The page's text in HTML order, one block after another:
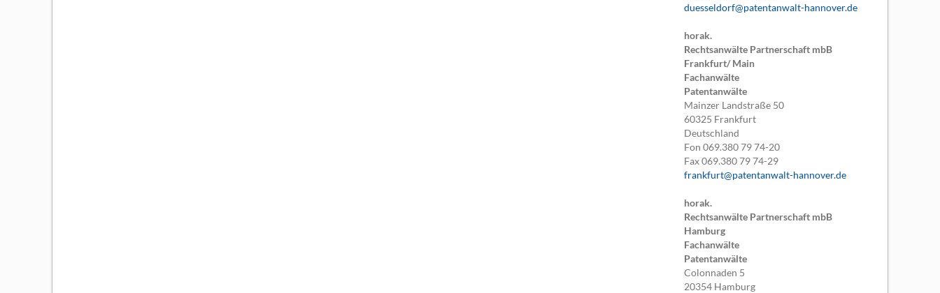
duesseldorf@patentanwalt-hannover.de
horak.
Rechtsanwälte Partnerschaft mbB
Frankfurt/ Main
Fachanwälte
Patentanwälte
Mainzer Landstraße 50
60325 Frankfurt
Deutschland
Fon069.380 79 74-20
Fax069.380 79 74-29
frankfurt@patentanwalt-hannover.de
horak.
Rechtsanwälte Partnerschaft mbB
Hamburg
Fachanwälte
Patentanwälte
Colonnaden 5
20354 Hamburg